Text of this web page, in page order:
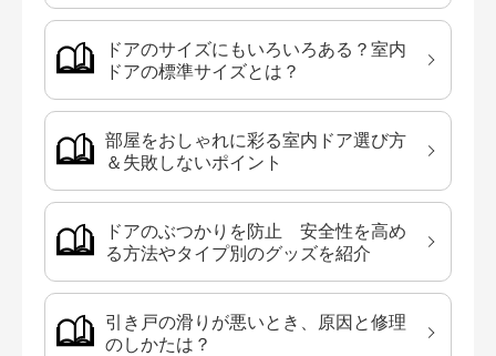
ドアのサイズにもいろいろある？室内
ドアの標準サイズとは？
部屋をおしゃれに彩る室内ドア選び方
＆失敗しないポイント
ドアのぶつかりを防止 安全性を高め
る方法やタイプ別のグッズを紹介
引き戸の滑りが悪いとき、原因と修理
のしかたは？